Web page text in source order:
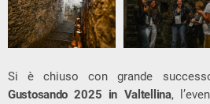
Si è chiuso con grande
Gustosando 2025 in Valtellina,